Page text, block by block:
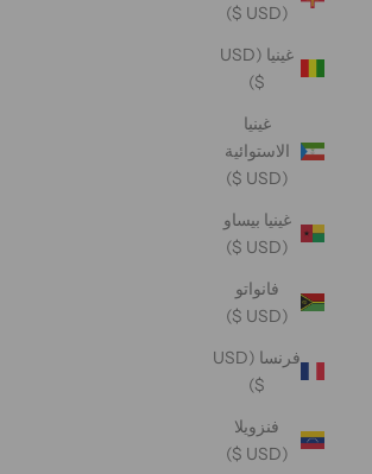
(USD $)
غينيا (USD
$)
غينيا
الاستوائية
(USD $)
غينيا بيساو
(USD $)
فانواتو
(USD $)
فرنسا (USD
$)
فنزويلا
(USD $)